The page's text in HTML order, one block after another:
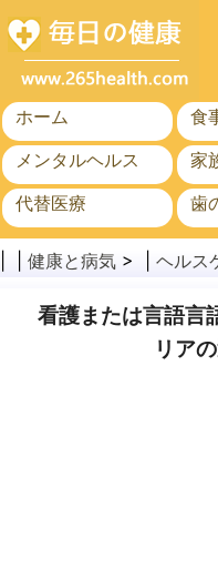
ホーム
食
メンタルヘルス
家
代替医療
歯
がん
健康と病気 > | ヘルス
看護または言語言
リア